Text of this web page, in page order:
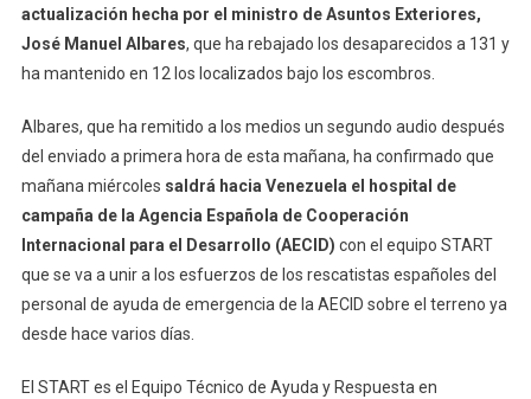
actualización hecha por el ministro de Asuntos Exteriores,
José Manuel Albares, que ha rebajado los desaparecidos a 131 y
ha mantenido en 12 los localizados bajo los escombros.
Albares, que ha remitido a los medios un segundo audio después
del enviado a primera hora de esta mañana, ha confirmado que
mañana miércoles saldrá hacia Venezuela el hospital de
campaña de la Agencia Española de Cooperación
Internacional para el Desarrollo (AECID) con el equipo START
que se va a unir a los esfuerzos de los rescatistas españoles del
personal de ayuda de emergencia de la AECID sobre el terreno ya
desde hace varios días.
El START es el Equipo Técnico de Ayuda y Respuesta en